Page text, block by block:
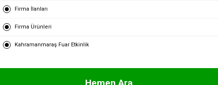
Firma İlanları
Firma Ürünleri
Kahramanmaraş Fuar Etkinlik
Hemen Ara